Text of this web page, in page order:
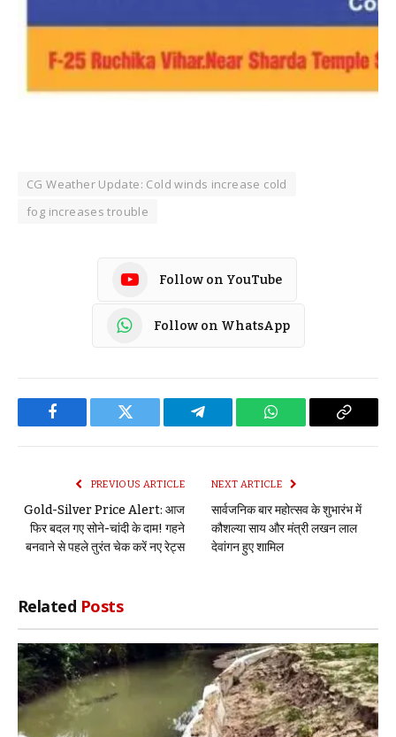
CG Weather Update: Cold winds increase cold
fog increases trouble
Follow on YouTube
Follow on WhatsApp
Facebook Twitter Telegram WhatsApp Copy
PREVIOUS ARTICLE
Gold-Silver Price Alert: आज
फिर बदल गए सोने-चांदी के दाम! गहने
बनवाने से पहले तुरंत चेक करें नए रेट्स
NEXT ARTICLE
सार्वजनिक बार महोत्सव के शुभारंभ में
कौशल्या साय और मंत्री लखन लाल
देवांगन हुए शामिल
Related Posts